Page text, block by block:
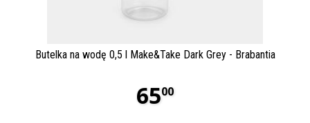
Butelka na wodę 0,5 l Make&Take Dark Grey - Brabantia
6500